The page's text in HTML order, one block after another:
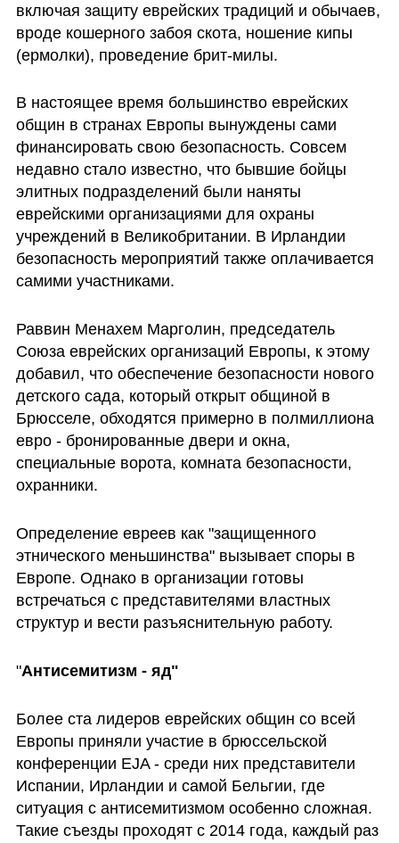
включая защиту еврейских традиций и обычаев,
вроде кошерного забоя скота, ношение кипы
(ермолки), проведение брит-милы.
В настоящее время большинство еврейских
общин в странах Европы вынуждены сами
финансировать свою безопасность. Совсем
недавно стало известно, что бывшие бойцы
элитных подразделений были наняты
еврейскими организациями для охраны
учреждений в Великобритании. В Ирландии
безопасность мероприятий также оплачивается
самими участниками.
Раввин Менахем Марголин, председатель
Союза еврейских организаций Европы, к этому
добавил, что обеспечение безопасности нового
детского сада, который открыт общиной в
Брюсселе, обходятся примерно в полмиллиона
евро - бронированные двери и окна,
специальные ворота, комната безопасности,
охранники.
Определение евреев как "защищенного
этнического меньшинства" вызывает споры в
Европе. Однако в организации готовы
встречаться с представителями властных
структур и вести разъяснительную работу.
"Антисемитизм - яд"
Более ста лидеров еврейских общин со всей
Европы приняли участие в брюссельской
конференции EJA - среди них представители
Испании, Ирландии и самой Бельгии, где
ситуация с антисемитизмом особенно сложная.
Такие съезды проходят с 2014 года, каждый раз